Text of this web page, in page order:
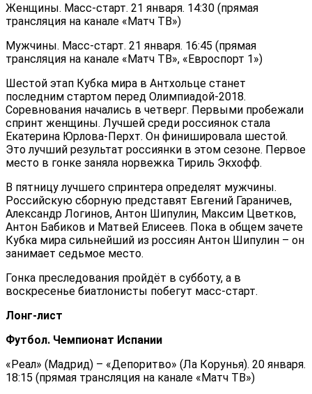
Женщины. Масс-старт. 21 января. 14:30 (прямая
трансляция на канале «Матч ТВ»)
Мужчины. Масс-старт. 21 января. 16:45 (прямая
трансляция на канале «Матч ТВ», «Евроспорт 1»)
Шестой этап Кубка мира в Антхольце станет
последним стартом перед Олимпиадой-2018.
Соревнования начались в четверг. Первыми пробежали
спринт женщины. Лучшей среди россиянок стала
Екатерина Юрлова-Перхт. Он финишировала шестой.
Это лучший результат россиянки в этом сезоне. Первое
место в гонке заняла норвежка Тириль Экхофф.
В пятницу лучшего спринтера определят мужчины.
Российскую сборную представят Евгений Гараничев,
Александр Логинов, Антон Шипулин, Максим Цветков,
Антон Бабиков и Матвей Елисеев. Пока в общем зачете
Кубка мира сильнейший из россиян Антон Шипулин – он
занимает седьмое место.
Гонка преследования пройдёт в субботу, а в
воскресенье биатлонисты побегут масс-старт.
Лонг-лист
Футбол. Чемпионат Испании
«Реал» (Мадрид) – «Депоритво» (Ла Корунья). 20 января.
18:15 (прямая трансляция на канале «Матч ТВ»)